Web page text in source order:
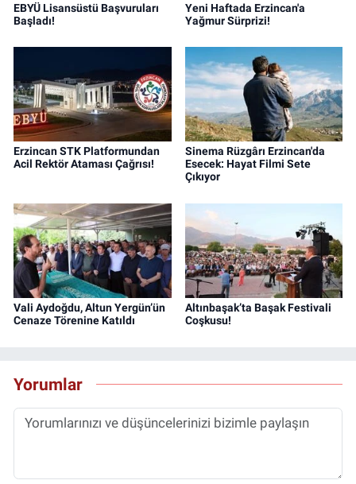
EBYÜ Lisansüstü Başvuruları
Başladı!
Yeni Haftada Erzincan'a
Yağmur Sürprizi!
Erzincan STK Platformundan
Acil Rektör Ataması Çağrısı!
Sinema Rüzgârı Erzincan'da
Esecek: Hayat Filmi Sete
Çıkıyor
Vali Aydoğdu, Altun Yergün’ün
Cenaze Törenine Katıldı
Altınbaşak’ta Başak Festivali
Coşkusu!
Yorumlar